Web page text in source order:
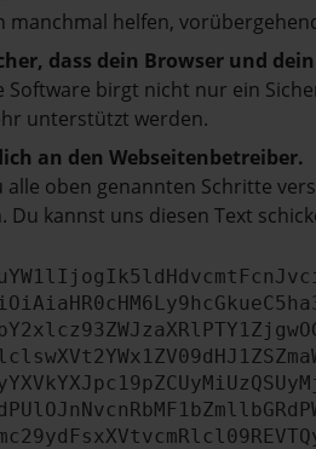
manchmal helfen,
dass dein Browser und
Software birgt nicht nur ein
unterstützt werden.
an den Webseitenbetreiber.
alle oben genannten Schritte
Du kannst uns diesen Text